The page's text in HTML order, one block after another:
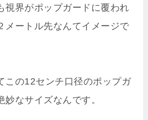
視界がポップガードに覆われ
メートル先なんてイメージで
この12センチ口径のポップガ
妙なサイズなんです。